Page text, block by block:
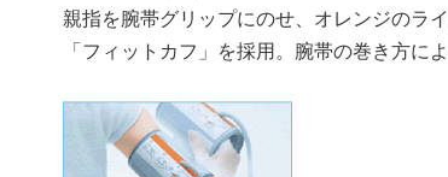
親指を腕帯グリップにのせ、オレンジのラ
「フィットカフ」を採用。腕帯の巻き方に